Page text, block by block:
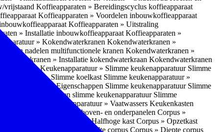
vrijstaand Koffieapparaten » Bereidingscyclus koffieapparaat
Koffieapparaten » Voordelen inbouwkoffieapparaat
Koffieapparaten » Uitstraling
» Installatie inbouwkoffieapparaat Koffieapparaten »
» Kokendwaterkranen Kokendwaterkranen »
en nadelen multifunctionele kranen Kokendwaterkranen »
» Installatie kokendwaterkraan Kokendwaterkranen
» OvensKeukenapparatuur » Slimme keukenapparatuur Slimme
» Slimme koelkast Slimme keukenapparatuur »
» Eigenschappen Slimme keukenapparatuur Slimme
» Nadelen slimme keukenapparatuur Slimme
Keukenapparatuur » Vaatwassers Keukenkasten
Corpus » Buitenkant zij-, boven- en onderpanelen Corpus »
Corpus » Halfhoge kast Corpus » Opzetkast
Corpus » Breedte corpus Corpus » Diepte corpus